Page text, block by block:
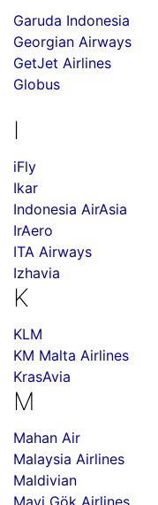
Garuda Indonesia
Georgian Airways
GetJet Airlines
Globus
I
iFly
Ikar
Indonesia AirAsia
IrAero
ITA Airways
Izhavia
K
KLM
KM Malta Airlines
KrasAvia
M
Mahan Air
Malaysia Airlines
Maldivian
Mavi Gök Airlines